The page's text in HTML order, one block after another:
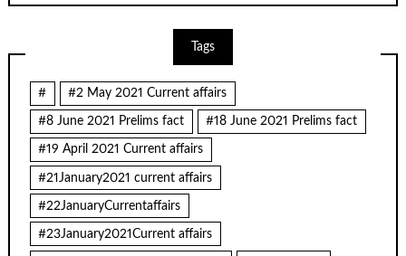
Tags
# #2 May 2021 Current affairs
#8 June 2021 Prelims fact #18 June 2021 Prelims fact
#19 April 2021 Current affairs
#21January2021 current affairs
#22JanuaryCurrentaffairs
#23January2021Current affairs